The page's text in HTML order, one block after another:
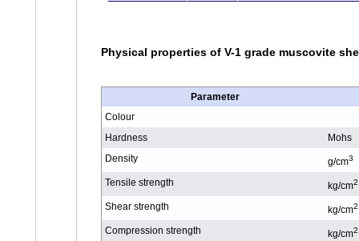
Physical properties of V-1 grade muscovite
Parameter
Colour
Hardness
Mohs
Density
g/cm3
Tensile strength kg/cm2
Shear strength kg/cm2
Compression strength kg/cm2